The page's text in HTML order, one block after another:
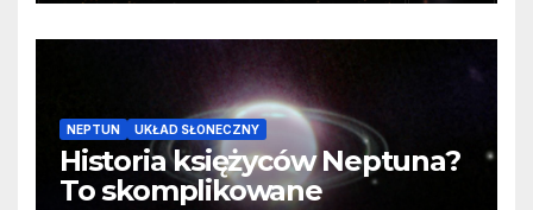
NEPTUN UKŁAD SŁONECZNY
Historia księżyców Neptuna?
To skomplikowane